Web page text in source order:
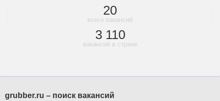
20
всего вакансий
3 110
вакансий в стране
grubber.ru – поиск вакансий